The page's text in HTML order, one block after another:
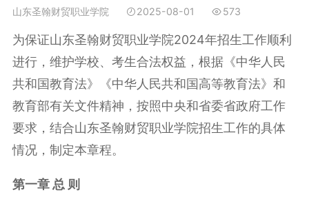
山东圣翰财贸职业学院 2025-08-01 573
为保证山东圣翰财贸职业学院2024年招生工作顺利
进行，维护学校、考生合法权益，根据《中华人民
共和国教育法》《中华人民共和国高等教育法》和
教育部有关文件精神，按照中央和省委省政府工作
要求，结合山东圣翰财贸职业学院招生工作的具体
情况，制定本章程。
第一章 总 则